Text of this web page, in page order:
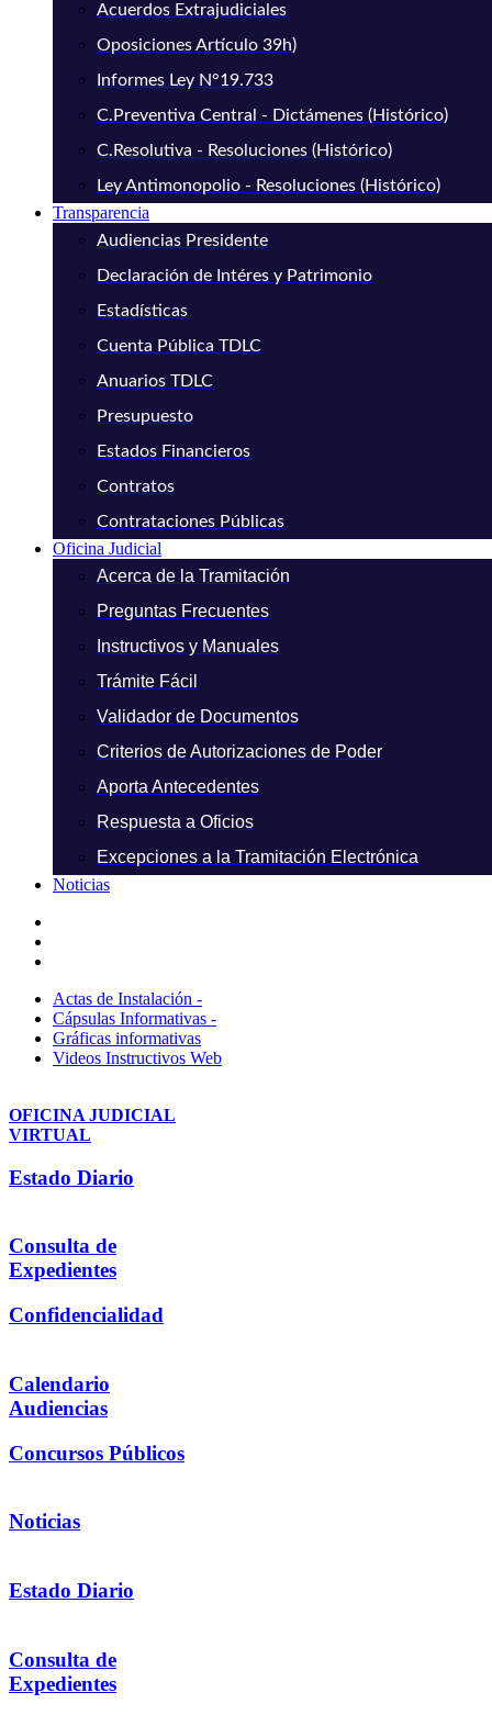
Acuerdos Extrajudiciales
Oposiciones Artículo 39h)
Informes Ley N°19.733
C.Preventiva Central - Dictámenes (Histórico)
C.Resolutiva - Resoluciones (Histórico)
Ley Antimonopolio - Resoluciones (Histórico)
Transparencia
Audiencias Presidente
Declaración de Intéres y Patrimonio
Estadísticas
Cuenta Pública TDLC
Anuarios TDLC
Presupuesto
Estados Financieros
Contratos
Contrataciones Públicas
Oficina Judicial
Acerca de la Tramitación
Preguntas Frecuentes
Instructivos y Manuales
Trámite Fácil
Validador de Documentos
Criterios de Autorizaciones de Poder
Aporta Antecedentes
Respuesta a Oficios
Excepciones a la Tramitación Electrónica
Noticias
Actas de Instalación -
Cápsulas Informativas -
Gráficas informativas
Videos Instructivos Web
OFICINA JUDICIAL
VIRTUAL
Estado Diario
Consulta de
Expedientes
Confidencialidad
Calendario
Audiencias
Concursos Públicos
Noticias
Estado Diario
Consulta de
Expedientes